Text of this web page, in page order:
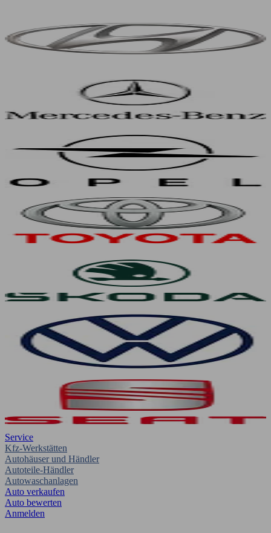
Service
Kfz-Werkstätten
Autohäuser und Händler
Autoteile-Händler
Autowaschanlagen
Auto verkaufen
Auto bewerten
Anmelden